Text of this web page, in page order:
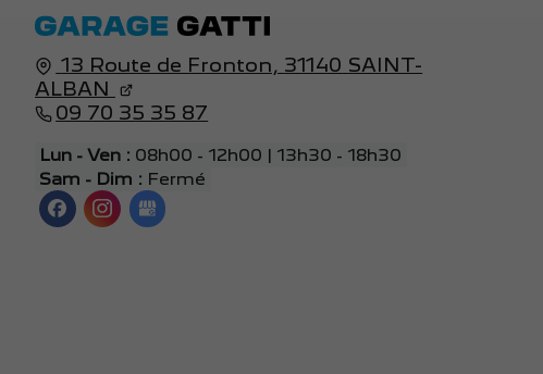
13 Route de Fronton, 31140 SAINT-
ALBAN
09 70 35 35 87
Lun - Ven : 08h00 - 12h00 | 13h30 - 18h30
Sam - Dim : Fermé